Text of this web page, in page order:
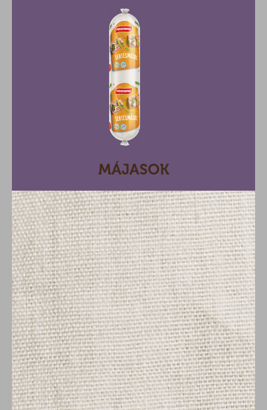
MÁJASOK